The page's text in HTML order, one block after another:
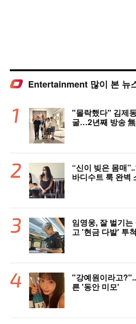
Entertainment 많이 본 뉴
"몰락했다" 김제
굴…2년째 방송
“신이 빚은 몸매
바디수트 룩 완벽
임영웅, 잘 벌기
고 '현금 다발' 투
"강예원이라고
른 '동안 미모'